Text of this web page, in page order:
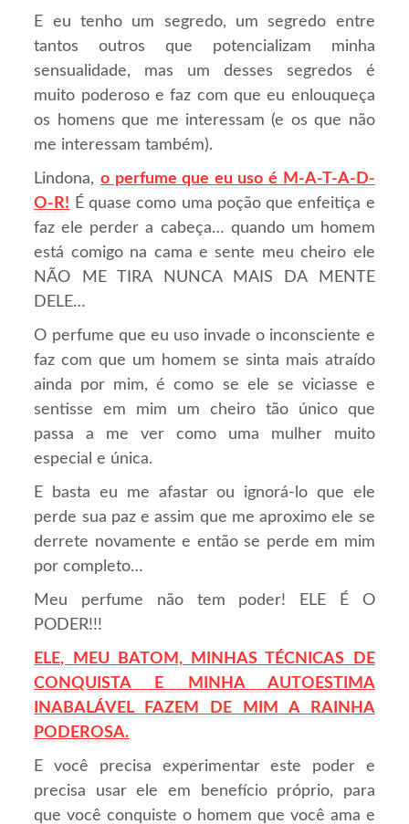
E eu tenho um segredo, um segredo entre
tantos outros que potencializam minha
sensualidade, mas um desses segredos é
muito poderoso e faz com que eu enlouqueça
os homens que me interessam (e os que não
me interessam também).
Lindona,o perfume que eu uso é M-A-T-A-D-
O-R! É quase como uma poção que enfeitiça e
faz ele perder a cabeça… quando um homem
está comigo na cama e sente meu cheiro ele
NÃO ME TIRA NUNCA MAIS DA MENTE
DELE…
O perfume que eu uso invade o inconsciente e
faz com que um homem se sinta mais atraído
ainda por mim, é como se ele se viciasse e
sentisse em mim um cheiro tão único que
passa a me ver como uma mulher muito
especial e única.
E basta eu me afastar ou ignorá-lo que ele
perde sua paz e assim que me aproximo ele se
derrete novamente e então se perde em mim
por completo…
Meu perfume não tem poder! ELE É O
PODER!!!
ELE, MEU BATOM, MINHAS TÉCNICAS DE
CONQUISTA E M INHAAUTOESTIMA
INABALÁVEL FAZEM DE MIM A RAINHA
PODEROSA.
E você precisa experimentar este poder e
precisa usar ele em benefício próprio, para
que você conquiste o homem que você ama e